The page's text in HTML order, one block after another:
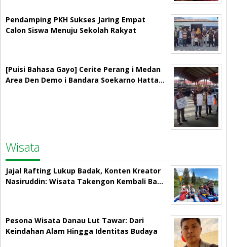
Pendamping PKH Sukses Jaring Empat
Calon Siswa Menuju Sekolah Rakyat
[Puisi Bahasa Gayo] Cerite Perang i Medan
Area Den Demo i Bandara Soekarno Hatta…
Wisata
Jajal Rafting Lukup Badak, Konten Kreator
Nasiruddin: Wisata Takengon Kembali Ba…
Pesona Wisata Danau Lut Tawar: Dari
Keindahan Alam Hingga Identitas Budaya